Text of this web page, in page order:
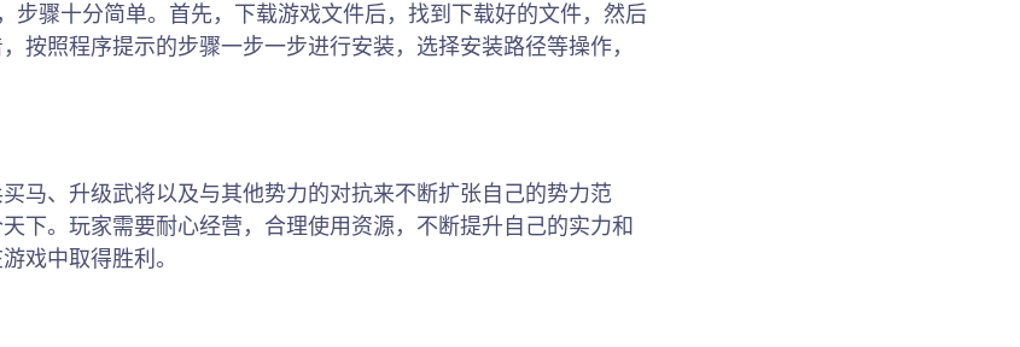
步骤十分简单。首先，下载游戏文件后，找到下载好的文件，然后
按照程序提示的步骤一步一步进行安装，选择安装路径等操作，
马、升级武将以及与其他势力的对抗来不断扩张自己的势力范
下。玩家需要耐心经营，合理使用资源，不断提升自己的实力和
戏中取得胜利。